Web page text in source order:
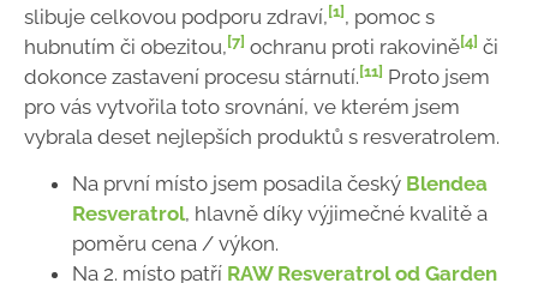
slibuje celkovou podporu zdraví,[1], pomoc s
hubnutím či obezitou,[7] ochranu proti rakovině[4] či
dokonce zastavení procesu stárnutí.[11] Proto jsem
pro vás vytvořila toto srovnání, ve kterém jsem
vybrala deset nejlepších produktů s resveratrolem.
Na první místo jsem posadila český Blendea
Resveratrol, hlavně díky výjimečné kvalitě a
poměru cena / výkon.
Na 2. místo patří RAW Resveratrol od Garden